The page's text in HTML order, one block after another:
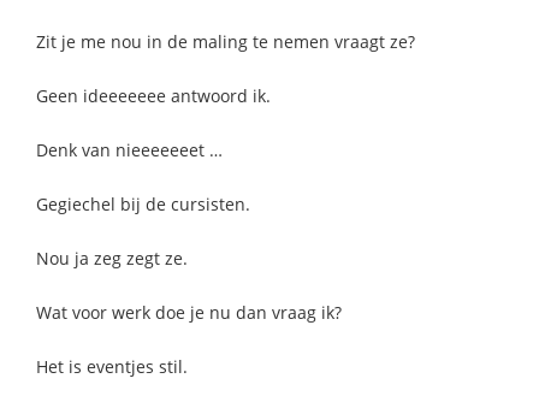
Zit je me nou in de maling te nemen vraagt ze?
Geen ideeeeeee antwoord ik.
Denk van nieeeeeeet …
Gegiechel bij de cursisten.
Nou ja zeg zegt ze.
Wat voor werk doe je nu dan vraag ik?
Het is eventjes stil.